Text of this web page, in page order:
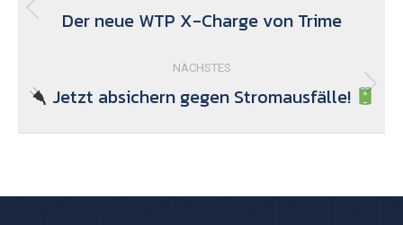
Vorheriger
Der neue WTP X-Charge von Trime
NÄCHSTES
Nächster
Jetzt absichern gegen Stromausfälle!